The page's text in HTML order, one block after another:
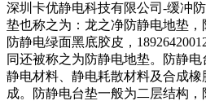
深圳卡优静电科技有限公司-缓冲
垫也称之为：龙之净防静电地垫，
防静电绿面黑底胶皮，
同还被称之为防静电地垫。防静
静电材料、静电耗散材料及合成
成。防静电台垫一般为二层结构